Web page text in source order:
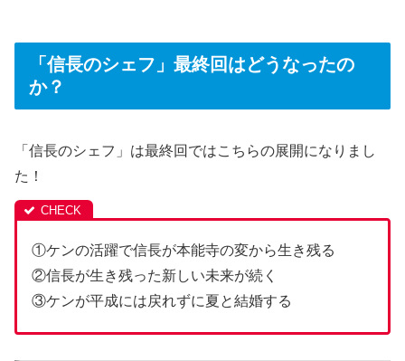
「信長のシェフ」最終回はどうなったの
か？
「信長のシェフ」は最終回ではこちらの展開になりまし
た！
①ケンの活躍で信長が本能寺の変から生き残る
②信長が生き残った新しい未来が続く
③ケンが平成には戻れずに夏と結婚する